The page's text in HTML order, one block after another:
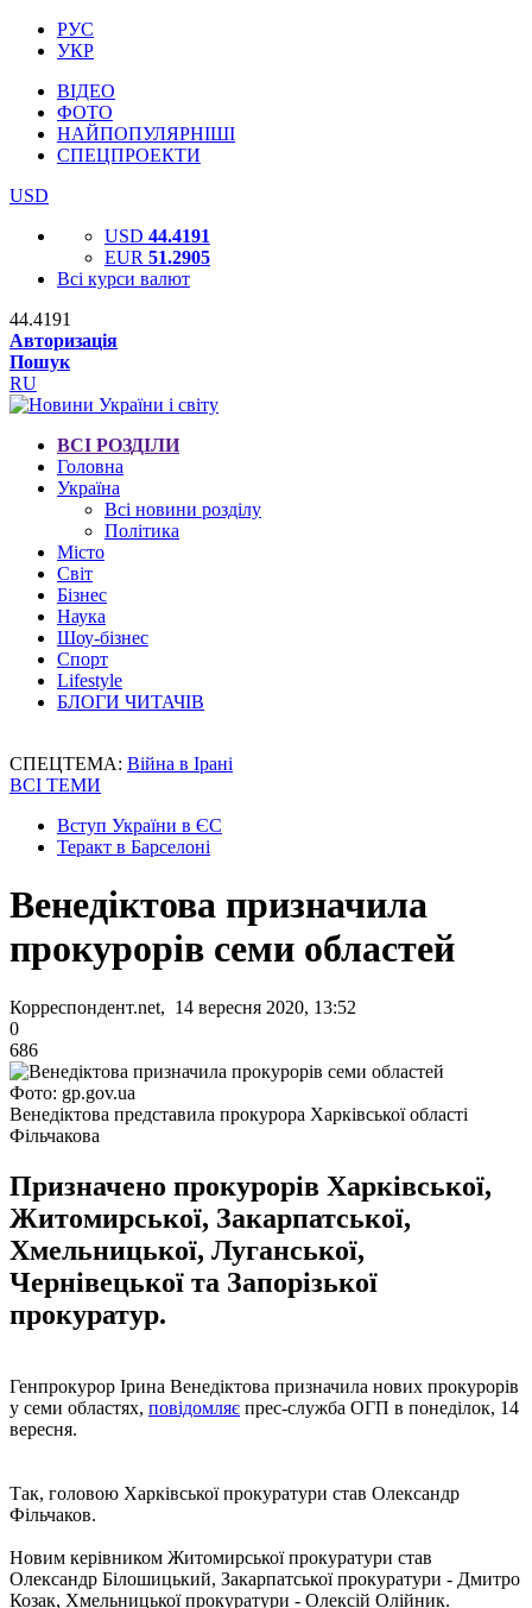
РУС
УКР
ВІДЕО
ФОТО
НАЙПОПУЛЯРНІШІ
СПЕЦПРОЕКТИ
USD
USD 44.4191
EUR 51.2905
Всі курси валют
44.4191
Авторизація
Пошук
RU
ВСІ РОЗДІЛИ
Головна
Україна
Всі новини розділу
Політика
Місто
Світ
Бізнес
Наука
Шоу-бізнес
Спорт
Lifestyle
БЛОГИ ЧИТАЧІВ
СПЕЦТЕМА: Війна в Ірані
ВСІ ТЕМИ
Вступ України в ЄС
Теракт в Барселоні
Венедіктова призначила
прокурорів семи областей
Корреспондент.net, 14 вересня 2020, 13:52
0
686
Фото: gp.gov.ua
Венедіктова представила прокурора Харківської області
Фільчакова
Призначено прокурорів Харківської,
Житомирської, Закарпатської,
Хмельницької, Луганської,
Чернівецької та Запорізької
прокуратур.
Генпрокурор Ірина Венедіктова призначила нових прокурорів
у семи областях, повідомляє прес-служба ОГП в понеділок, 14
вересня.
Так, головою Харківської прокуратури став Олександр
Фільчаков.
Новим керівником Житомирської прокуратури став
Олександр Білошицький, Закарпатської прокуратури - Дмитро
Козак, Хмельницької прокуратури - Олексій Олійник.